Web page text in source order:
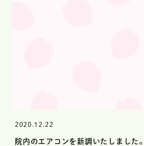
2020.12.22
院内のエアコンを新調いたしました。